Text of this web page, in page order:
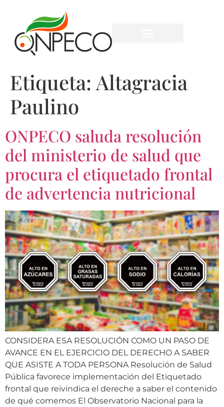
Etiqueta: Altagracia
Paulino
ONPECO saluda resolución
del ministerio de salud que
procura el etiquetado frontal
de advertencia nutricional
CONSIDERA ESA RESOLUCIÓN COMO UN PASO DE
AVANCE EN EL EJERCICIO DEL DERECHO A SABER
QUE ASISTE A TODA PERSONA Resolución de Salud
Pública favorece implementación del Etiquetado
frontal que reivindica el dereche a saber el contenido
de qué comemos El Observatorio Nacional para la